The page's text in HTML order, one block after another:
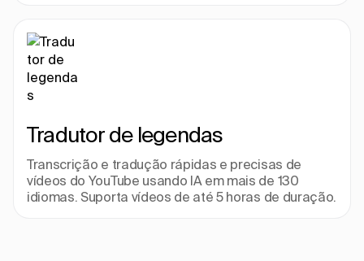
Tradutor de legendas
Transcrição e tradução rápidas e precisas de
vídeos do YouTube usando IA em mais de 130
idiomas. Suporta vídeos de até 5 horas de duração.